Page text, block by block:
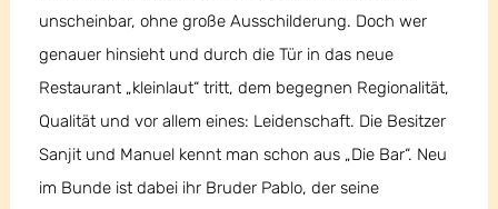
unscheinbar, ohne große Ausschilderung. Doch wer
genauer hinsieht und durch die Tür in das neue
Restaurant „kleinlaut“ tritt, dem begegnen Regionalität,
Qualität und vor allem eines: Leidenschaft. Die Besitzer
Sanjit und Manuel kennt man schon aus „Die Bar“. Neu
im Bunde ist dabei ihr Bruder Pablo, der seine